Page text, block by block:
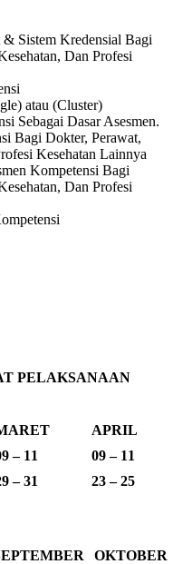
Sistem Kredensial Bagi
Dan Profesi
atau (Cluster)
Sebagai Dasar Asesmen.
Bagi Dokter, Perawat,
Kesehatan Lainnya
Kompetensi Bagi
Dan Profesi
PELAKSANAAN
APRIL
– 11
09 – 11
– 31 23 – 25
OKTOBER